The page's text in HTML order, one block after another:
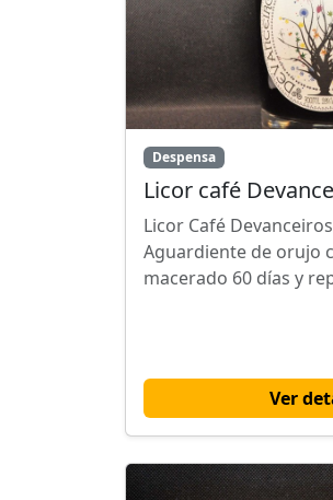
Despensa
Licor café
Licor Café
Aguardiente de orujo
macerado 60 días y
Ver